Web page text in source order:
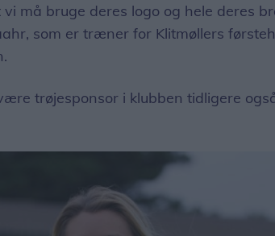
må bruge deres logo og hele deres
som er træner for Klitmøllers
trøjesponsor i klubben tidligere